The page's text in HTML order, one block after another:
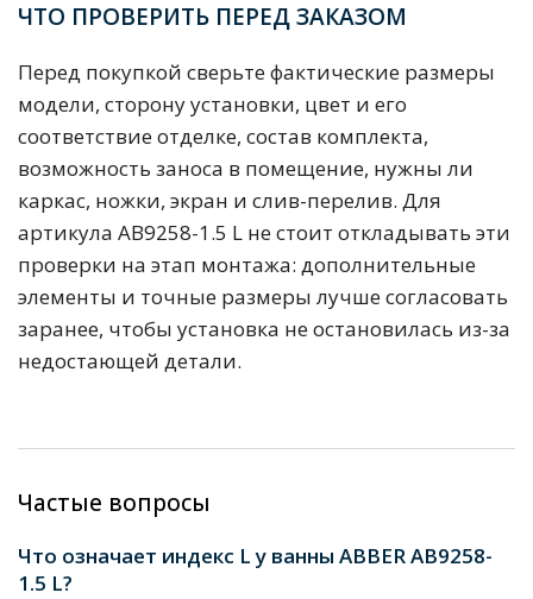
ЧТО ПРОВЕРИТЬ ПЕРЕД ЗАКАЗОМ
Перед покупкой сверьте фактические размеры
модели, сторону установки, цвет и его
соответствие отделке, состав комплекта,
возможность заноса в помещение, нужны ли
каркас, ножки, экран и слив-перелив. Для
артикула AB9258-1.5 L не стоит откладывать эти
проверки на этап монтажа: дополнительные
элементы и точные размеры лучше согласовать
заранее, чтобы установка не остановилась из-за
недостающей детали.
Частые вопросы
Что означает индекс L у ванны ABBER AB9258-
1.5 L?